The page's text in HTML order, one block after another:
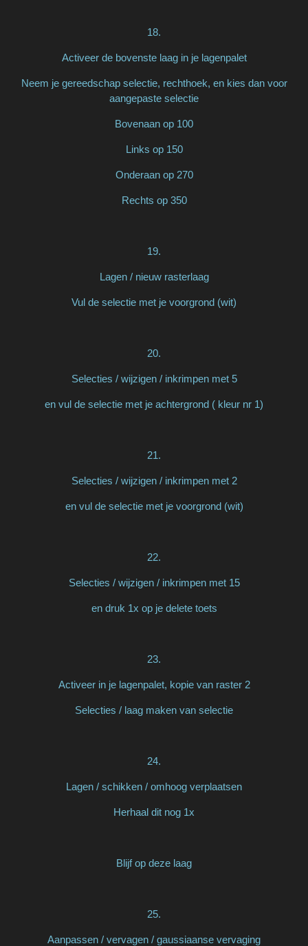
18.
Activeer de bovenste laag in je lagenpalet
Neem je gereedschap selectie, rechthoek, en kies dan voor
aangepaste selectie
Bovenaan op 100
Links op 150
Onderaan op 270
Rechts op 350
19.
Lagen / nieuw rasterlaag
Vul de selectie met je voorgrond (wit)
20.
Selecties / wijzigen / inkrimpen met 5
en vul de selectie met je achtergrond ( kleur nr 1)
21.
Selecties / wijzigen / inkrimpen met 2
en vul de selectie met je voorgrond (wit)
22.
Selecties / wijzigen / inkrimpen met 15
en druk 1x op je delete toets
23.
Activeer in je lagenpalet, kopie van raster 2
Selecties / laag maken van selectie
24.
Lagen / schikken / omhoog verplaatsen
Herhaal dit nog 1x
Blijf op deze laag
25.
Aanpassen / vervagen / gaussiaanse vervaging